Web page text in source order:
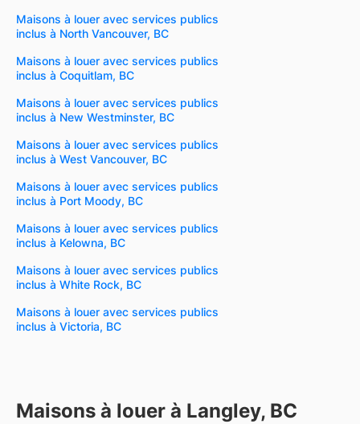
Maisons à louer avec services publics
inclus à North Vancouver, BC
Maisons à louer avec services publics
inclus à Coquitlam, BC
Maisons à louer avec services publics
inclus à New Westminster, BC
Maisons à louer avec services publics
inclus à West Vancouver, BC
Maisons à louer avec services publics
inclus à Port Moody, BC
Maisons à louer avec services publics
inclus à Kelowna, BC
Maisons à louer avec services publics
inclus à White Rock, BC
Maisons à louer avec services publics
inclus à Victoria, BC
Maisons à louer à Langley, BC